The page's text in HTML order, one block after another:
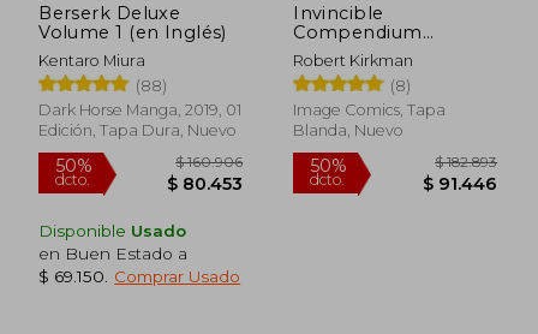
Berserk Deluxe
Volume 1 (en Inglés)
Kentaro Miura
(88)
Dark Horse Manga, 2019, 01
Edición, Tapa Dura, Nuevo
Disponible Usado
en Buen Estado a
$ 69.150
Comprar Usado
Invincible
Compendium
Volume 3 [Soft Cover
] (en Inglés)
Robert Kirkman
(8)
Image Comics, Tapa
Blanda, Nuevo